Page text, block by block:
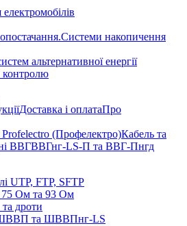
електромобілів
накопичення
альтернативної енергії
контролю
Доставка і оплатаПро
Profelectro (Профелектро)Кабель та
ВВГВВГнг-LS-П та ВВГ-Пнгд
UTP, FTP, SFTP
75 Ом та 93 Ом
та дроти
та ШВВПнг-LS